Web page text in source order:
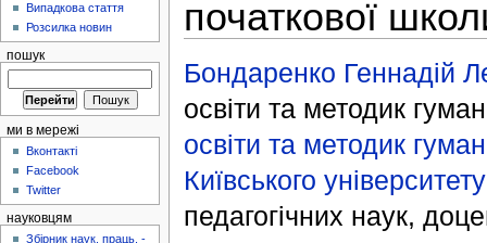
початкової
Бондаренко Геннадій
освіти та методик
освіти та методик
Київського
педагогічних наук,
Випадкова стаття
Розсилка новин
пошук
ми в мережі
Вконтакті
Facebook
Twitter
науковцям
Збірник наук. праць. -